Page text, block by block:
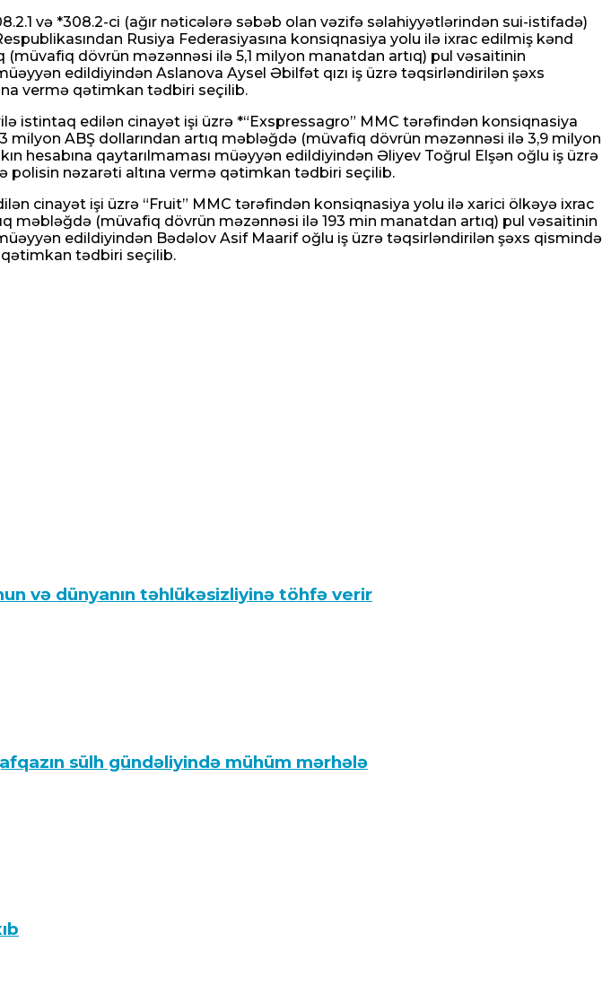
və *308.2-ci (ağır nəticələrə səbəb olan vəzifə səlahiyyətlərindən sui-istifadə)
Rusiya Federasiyasına konsiqnasiya yolu ilə ixrac edilmiş kənd
dövrün məzənnəsi ilə 5,1 milyon manatdan artıq) pul vəsaitinin
edildiyindən Aslanova Aysel Əbilfət qızı iş üzrə təqsirləndirilən şəxs
vermə qətimkan tədbiri seçilib.
istintaq edilən cinayət işi üzrə *“Exspressagro” MMC tərəfindən konsiqnasiya
ABŞ dollarından artıq məbləğdə (müvafiq dövrün məzənnəsi ilə 3,9 milyon
hesabına qaytarılmaması müəyyən edildiyindən Əliyev Toğrul Elşən oğlu iş üzrə
polisin nəzarəti altına vermə qətimkan tədbiri seçilib.
cinayət işi üzrə “Fruit” MMC tərəfindən konsiqnasiya yolu ilə xarici ölkəyə ixrac
məbləğdə (müvafiq dövrün məzənnəsi ilə 193 min manatdan artıq) pul vəsaitinin
edildiyindən Bədəlov Asif Maarif oğlu iş üzrə təqsirləndirilən şəxs qismində
qətimkan tədbiri seçilib.
və dünyanın təhlükəsizliyinə töhfə verir
sülh gündəliyində mühüm mərhələ